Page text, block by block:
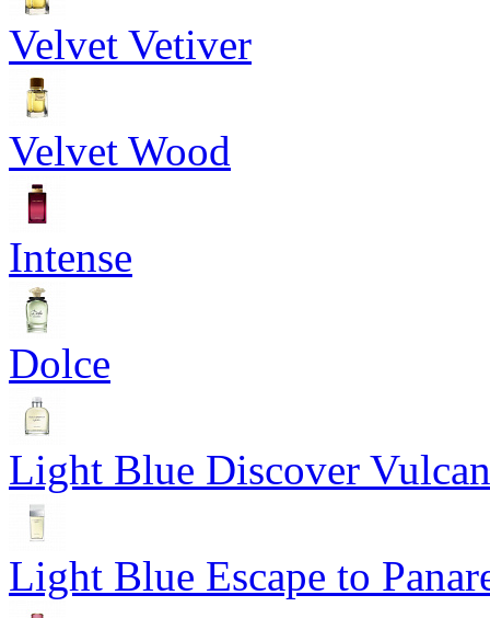
Velvet Vetiver
Velvet Wood
Intense
Dolce
Light Blue Discover
Light Blue Escape to